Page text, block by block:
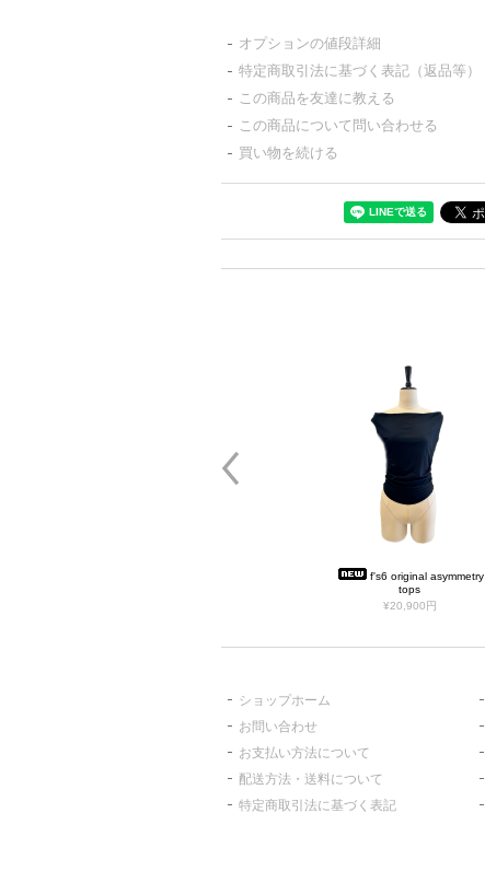
オプションの値段詳細
特定商取引法に基づく表記（返品等）
この商品を友達に教える
この商品について問い合わせる
買い物を続ける
f's6 original asymmetry
tops
¥20,900円
ショップホーム
お問い合わせ
お支払い方法について
配送方法・送料について
特定商取引法に基づく表記